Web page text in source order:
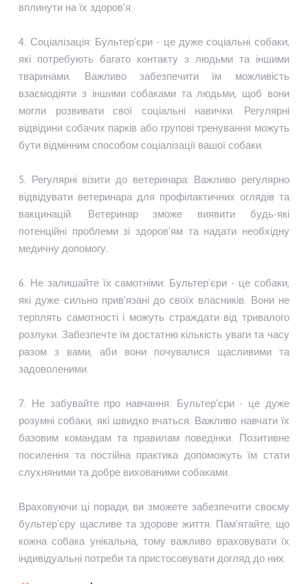
вплинути на їх здоров'я.
4. Соціалізація: Бультер'єри - це дуже соціальні собаки,
які потребують багато контакту з людьми та іншими
тваринами. Важливо забезпечити їм можливість
взаємодіяти з іншими собаками та людьми, щоб вони
могли розвивати свої соціальні навички. Регулярні
відвідини собачих парків або групові тренування можуть
бути відмінним способом соціалізації вашої собаки.
5. Регулярні візити до ветеринара: Важливо регулярно
відвідувати ветеринара для профілактичних оглядів та
вакцинацій. Ветеринар зможе виявити будь-які
потенційні проблеми зі здоров'ям та надати необхідну
медичну допомогу.
6. Не залишайте їх самотніми: Бультер'єри - це собаки,
які дуже сильно прив'язані до своїх власників. Вони не
терплять самотності і можуть страждати від тривалого
розлуки. Забезпечте їм достатню кількість уваги та часу
разом з вами, аби вони почувалися щасливими та
задоволеними.
7. Не забувайте про навчання: Бультер'єри - це дуже
розумні собаки, які швидко вчаться. Важливо навчати їх
базовим командам та правилам поведінки. Позитивне
посилення та постійна практика допоможуть їм стати
слухняними та добре вихованими собаками.
Враховуючи ці поради, ви зможете забезпечити своєму
бультер'єру щасливе та здорове життя. Пам'ятайте, що
кожна собака унікальна, тому важливо враховувати їх
індивідуальні потреби та пристосовувати догляд до них.